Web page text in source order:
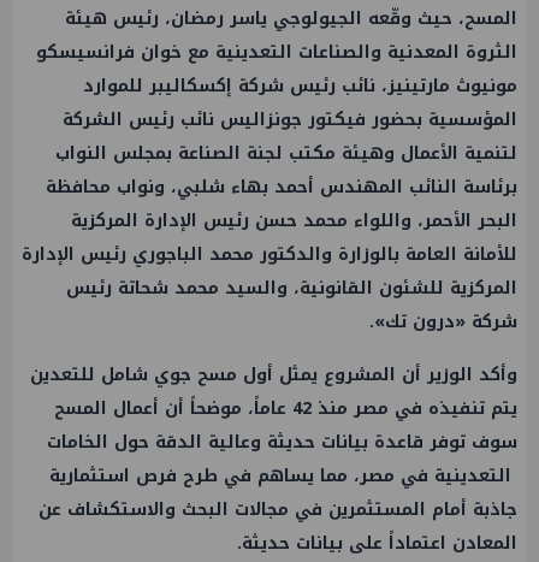
المسح، حيث وقّعه الجيولوجي ياسر رمضان، رئيس هيئة
الثروة المعدنية والصناعات التعدينية مع خوان فرانسيسكو
مونيوث مارتينيز، نائب رئيس شركة إكسكاليبر للموارد
المؤسسية بحضور فيكتور جونزاليس نائب رئيس الشركة
لتنمية الأعمال وهيئة مكتب لجنة الصناعة بمجلس النواب
برئاسة النائب المهندس أحمد بهاء شلبي، ونواب محافظة
البحر الأحمر، واللواء محمد حسن رئيس الإدارة المركزية
للأمانة العامة بالوزارة والدكتور محمد الباجوري رئيس الإدارة
المركزية للشئون القانونية، والسيد محمد شحاتة رئيس
شركة «درون تك».
وأكد الوزير أن المشروع يمثل أول مسح جوي شامل للتعدين
يتم تنفيذه في مصر منذ 42 عاماً، موضحاً أن أعمال المسح
سوف توفر قاعدة بيانات حديثة وعالية الدقة حول الخامات
التعدينية في مصر، مما يساهم في طرح فرص استثمارية
جاذبة أمام المستثمرين في مجالات البحث والاستكشاف عن
المعادن اعتماداً على بيانات حديثة.